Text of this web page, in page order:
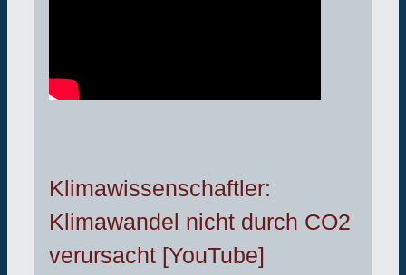
Klimawissenschaftler:
Klimawandel nicht durch CO2
verursacht [YouTube]